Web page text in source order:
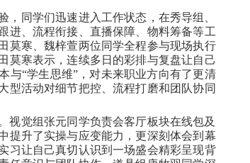
同学们迅速进入工作状态，在秀导组、
进、流程衔接、直播保障、物料筹备等工
莫寒、魏梓萱两位同学全程参与现场执行
莫寒表示，连续多日的彩排与复盘让自己
与“学生思维”，对未来职业方向有了更清
型活动对细节把控、流程打磨和团队协同
视觉组张元同学负责会客厅板块在线包及
提升了实操与应变能力，更深刻体会到幕
习让自己真切认识到一场盛会精彩呈现背